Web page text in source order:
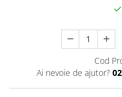
Carti in limba engleza
Activitati si jocuri pentru
Atlase, dictionare si
Cod
Ai nevoie de ajutor?